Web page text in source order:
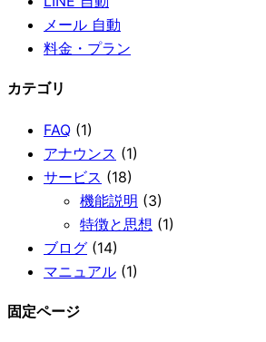
メール 自動
料金・プラン
カテゴリ
FAQ (1)
アナウンス (1)
サービス (18)
機能説明 (3)
特徴と思想 (1)
ブログ (14)
マニュアル (1)
固定ページ